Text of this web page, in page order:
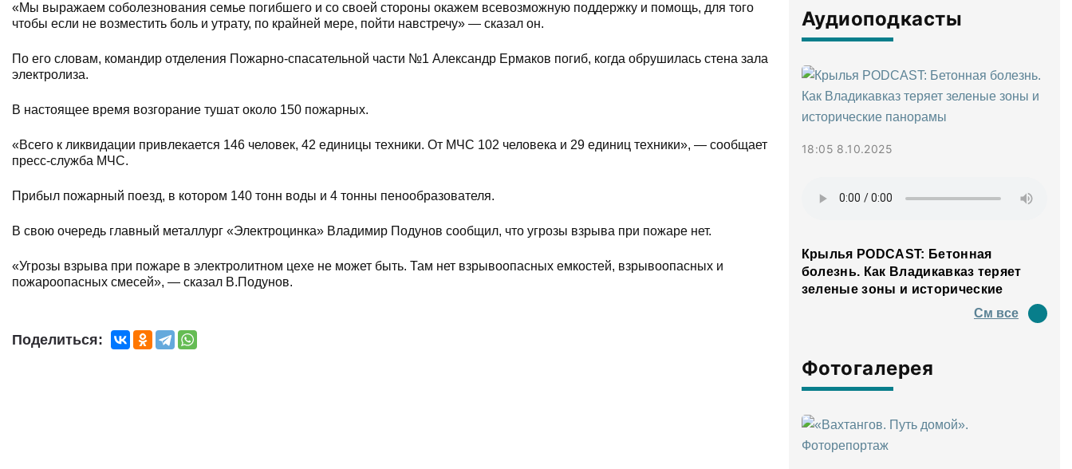
«Мы выражаем соболезнования семье погибшего и со своей стороны окажем всевозможную поддержку и помощь, для того
чтобы если не возместить боль и утрату, по крайней мере, пойти навстречу» — сказал он.
По его словам, командир отделения Пожарно-спасательной части №1 Александр Ермаков погиб, когда обрушилась стена зала
электролиза.
В настоящее время возгорание тушат около 150 пожарных.
«Всего к ликвидации привлекается 146 человек, 42 единицы техники. От МЧС 102 человека и 29 единиц техники», — сообщает
пресс-служба МЧС.
Прибыл пожарный поезд, в котором 140 тонн воды и 4 тонны пенообразователя.
В свою очередь главный металлург «Электроцинка» Владимир Подунов сообщил, что угрозы взрыва при пожаре нет.
«Угрозы взрыва при пожаре в электролитном цехе не может быть. Там нет взрывоопасных емкостей, взрывоопасных и
пожароопасных смесей», — сказал В.Подунов.
Поделиться:
Аудиоподкасты
18:05 8.10.2025
Крылья PODCAST: Бетонная
болезнь. Как Владикавказ теряет
зеленые зоны и исторические
См все
Фотогалерея